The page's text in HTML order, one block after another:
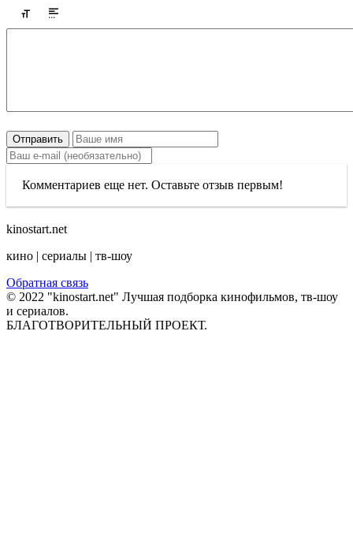
Отправить
Комментариев еще нет. Оставьте отзыв первым!
kinostart.net
кино | сериалы | тв-шоу
Обратная связь
© 2022 "kinostart.net" Лучшая подборка кинофильмов, тв-шоу
и сериалов.
БЛАГОТВОРИТЕЛЬНЫЙ ПРОЕКТ.